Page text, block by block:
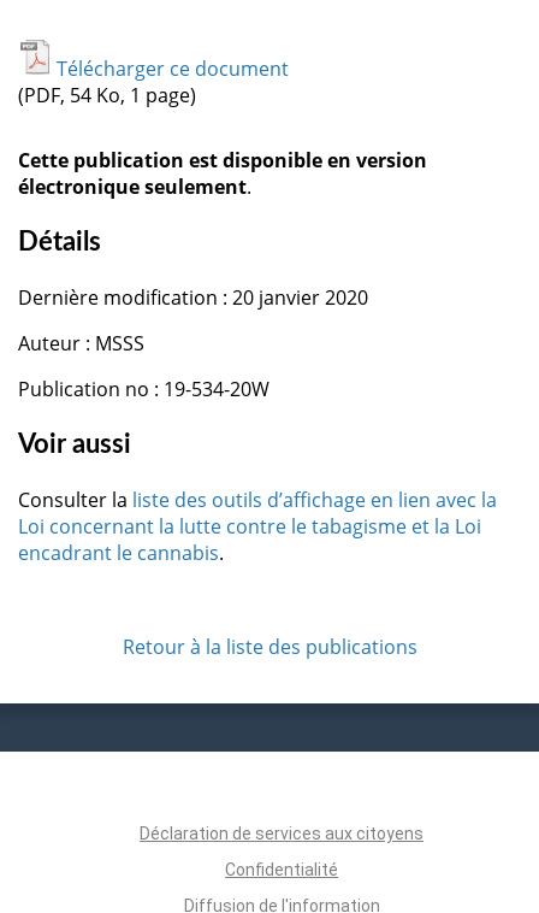
Télécharger ce document
(PDF, 54 Ko, 1 page)
Cette publication est disponible en version
électronique seulement.
Détails
Dernière modification : 20 janvier 2020
Auteur : MSSS
Publication no : 19-534-20W
Voir aussi
Consulter la liste des outils d’affichage en lien avec la
Loi concernant la lutte contre le tabagisme et la Loi
encadrant le cannabis.
Retour à la liste des publications
Déclaration de services aux citoyens
Confidentialité
Diffusion de l'information